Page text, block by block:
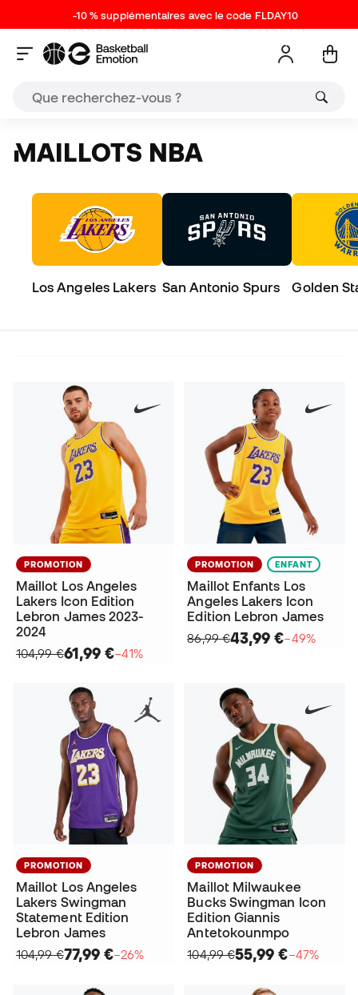
-10 % supplémentaires avec le code FLDAY10
MAILLOTS NBA
Los Angeles Lakers San Antonio Spurs
Golden
PROMOTION
Maillot Los Angeles
Lakers Icon Edition
Lebron James 2023-
2024
104,99 €61,99 €−41%
PROMOTION ENFANT
Maillot Enfants Los
Angeles Lakers Icon
Edition Lebron James
86,99 €43,99 €−49%
PROMOTION
Maillot Los Angeles
Lakers Swingman
Statement Edition
Lebron James
104,99 €77,99 €−26%
PROMOTION
Maillot Milwaukee
Bucks Swingman Icon
Edition Giannis
Antetokounmpo
104,99 €55,99 €−47%